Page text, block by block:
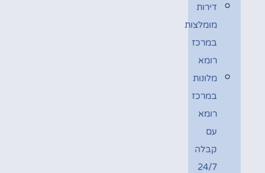
דירות
מומלצות
במרכז
רומא
מלונות
במרכז
רומא
עם
קבלה
24/7